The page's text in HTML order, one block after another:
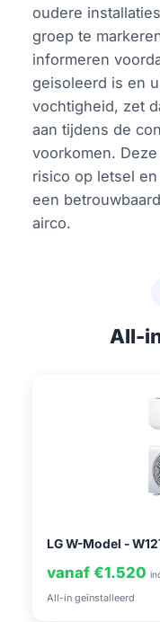
oudere
groep te
informeren
geisoleerd is en
vochtigheid, zet
aan tijdens de
voorkomen.
risico op letsel
een
airco.
All-
LG W-Model -
vanaf €1.520
All-in geïnstalleerd